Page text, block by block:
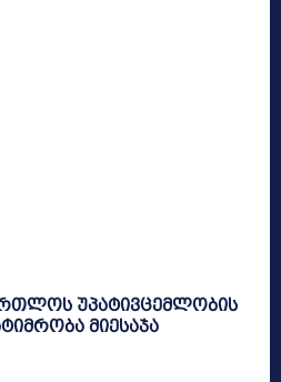
უპატივცემლობის
მიესაჯა